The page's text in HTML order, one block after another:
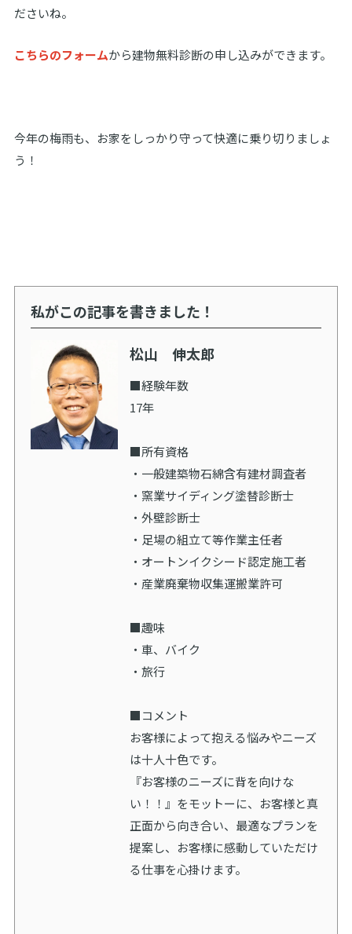
ださいね。
こちらのフォームから建物無料診断の申し込みができます。
今年の梅雨も、お家をしっかり守って快適に乗り切りましょ
う！
私がこの記事を書きました！
松山 伸太郎
■経験年数
17年
■所有資格
・一般建築物石綿含有建材調査者
・窯業サイディング塗替診断士
・外壁診断士
・足場の組立て等作業主任者
・オートンイクシード認定施工者
・産業廃棄物収集運搬業許可
■趣味
・車、バイク
・旅行
■コメント
お客様によって抱える悩みやニーズ
は十人十色です。
『お客様のニーズに背を向けな
い！！』をモットーに、お客様と真
正面から向き合い、最適なプランを
提案し、お客様に感動していただけ
る仕事を心掛けます。